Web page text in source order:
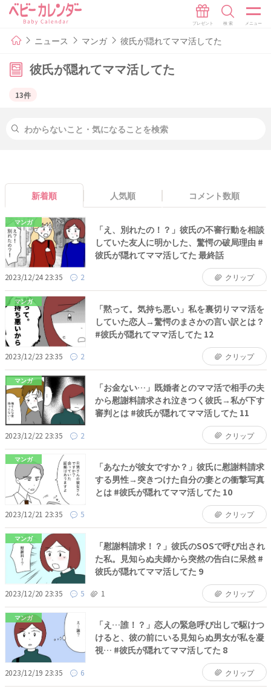
ニュース マンガ 彼氏が隠れてママ活してた
彼氏が隠れてママ活してた
13件
新着順 人気順 コメント数順
マンガ
「え、別れたの！？」彼氏の不審行動を相談
していた友人に明かした、驚愕の破局理由 #
彼氏が隠れてママ活してた 最終話
2023/12/24 23:35 2 クリップ
マンガ
「黙って。気持ち悪い」私を裏切りママ活を
していた恋人→驚愕のまさかの言い訳とは？
#彼氏が隠れてママ活してた 12
2023/12/23 23:35 2 クリップ
マンガ
「お金ない…」既婚者とのママ活で相手の夫
から慰謝料請求され泣きつく彼氏→私が下す
審判とは #彼氏が隠れてママ活してた 11
2023/12/22 23:35 2 クリップ
マンガ
「あなたが彼女ですか？」彼氏に慰謝料請求
する男性→突きつけた自分の妻との衝撃写真
とは #彼氏が隠れてママ活してた 10
2023/12/21 23:35 5 クリップ
マンガ
「慰謝料請求！？」彼氏のSOSで呼び出され
た私。見知らぬ夫婦から突然の告白に呆然 #
彼氏が隠れてママ活してた 9
2023/12/20 23:35 5 1 クリップ
マンガ
「え…誰！？」恋人の緊急呼び出しで駆けつ
けると、彼の前にいる見知らぬ男女が私を凝
視… #彼氏が隠れてママ活してた 8
2023/12/19 23:35 6 クリップ